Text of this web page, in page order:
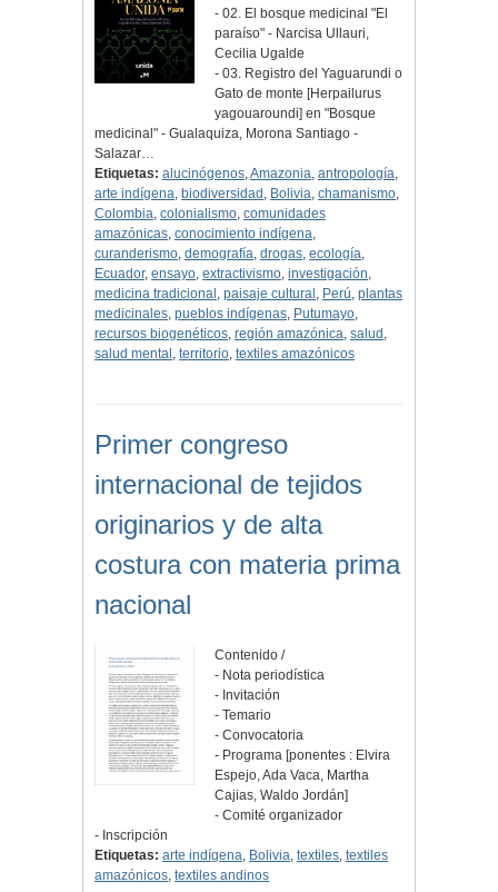
- 02. El bosque medicinal "El
paraíso" - Narcisa Ullauri,
Cecilia Ugalde
- 03. Registro del Yaguarundi o
Gato de monte [Herpailurus
yagouaroundi] en "Bosque
medicinal" - Gualaquiza, Morona Santiago -
Salazar…
Etiquetas: alucinógenos,Amazonia, antropología,
arte indígena, biodiversidad , Bolivia, chamanismo,
Colombia, colonialismo, comunidades
amazónicas, conocimiento indígena,
curanderismo, demografía, drogas, ecología,
Ecuador, ensayo, extractivismo, investigación,
medicina tradicional , paisaje cultural , Perú, plantas
medicinales, pueblos indígenas, Putumayo,
recursos biogenéticos, región amazónica, salud ,
salud mental , territorio, textiles amazónicos
Primer congreso
internacional de tejidos
originarios y de alta
costura con materia prima
nacional
Contenido /
- Nota periodística
- Invitación
- Temario
- Convocatoria
- Programa [ponentes : Elvira
Espejo, Ada Vaca, Martha
Cajias, Waldo Jordán]
- Comité organizador
- Inscripción
Etiquetas: arte indígena, Bolivia, textiles, textiles
amazónicos, textiles andinos